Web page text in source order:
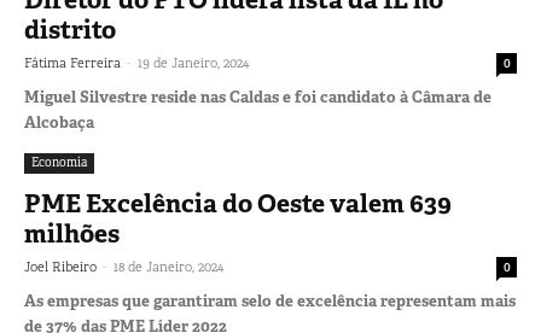
distrito
Fátima Ferreira - 19 de Janeiro, 2024 0
Miguel Silvestre reside nas Caldas e foi candidato à Câmara de
Alcobaça
Economia
PME Excelência do Oeste valem 639
milhões
Joel Ribeiro - 18 de Janeiro, 2024 0
As empresas que garantiram selo de excelência representam mais
de 37% das PME Líder 2022